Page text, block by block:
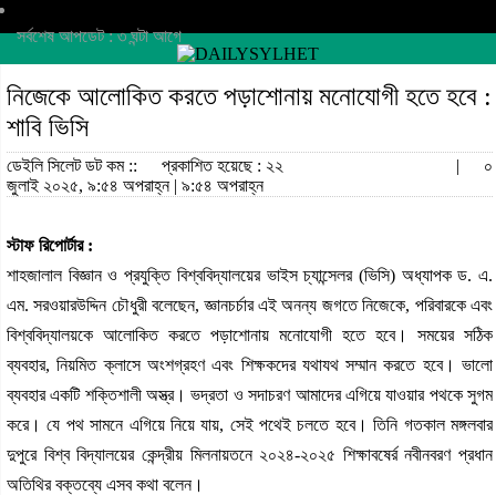
সর্বশেষ আপডেট : ৩ ঘন্টা আগে
নিজেকে আলোকিত করতে পড়াশোনায় মনোযোগী হতে হবে :
শাবি ভিসি
ডেইলি সিলেট ডট কম ::
প্রকাশিত হয়েছে : ২২
জুলাই ২০২৫, ৯:৫৪ অপরাহ্ন | ৯:৫৪ অপরাহ্ন
| ০
স্টাফ রিপোর্টার :
শাহজালাল বিজ্ঞান ও প্রযুক্তি বিশ্ববিদ্যালয়ের ভাইস চ্যান্সেলর (ভিসি) অধ্যাপক ড. এ.
এম. সরওয়ারউদ্দিন চৌধুরী বলেছেন, জ্ঞানচর্চার এই অনন্য জগতে নিজেকে, পরিবারকে এবং
বিশ্ববিদ্যালয়কে আলোকিত করতে পড়াশোনায় মনোযোগী হতে হবে। সময়ের সঠিক
ব্যবহার, নিয়মিত ক্লাসে অংশগ্রহণ এবং শিক্ষকদের যথাযথ সম্মান করতে হবে। ভালো
ব্যবহার একটি শক্তিশালী অস্ত্র। ভদ্রতা ও সদাচরণ আমাদের এগিয়ে যাওয়ার পথকে সুগম
করে। যে পথ সামনে এগিয়ে নিয়ে যায়, সেই পথেই চলতে হবে। তিনি গতকাল মঙ্গলবার
দুপুরে বিশ্ব বিদ্যালয়ের কেন্দ্রীয় মিলনায়তনে ২০২৪-২০২৫ শিক্ষাবষের্র নবীনবরণ প্রধান
অতিথির বক্তব্যে এসব কথা বলেন।